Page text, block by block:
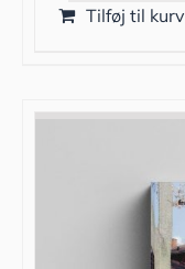
Tilføj til kurv